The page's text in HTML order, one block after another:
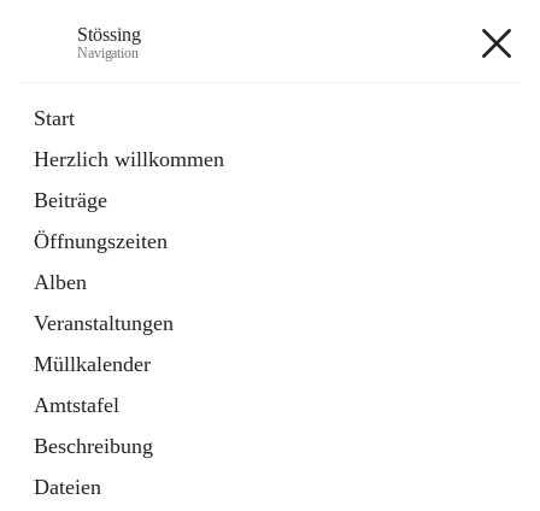
Stössing
Navigation
Start
Herzlich willkommen
Beiträge
Öffnungszeiten
Alben
Veranstaltungen
Müllkalender
Amtstafel
Beschreibung
Dateien
Datei
in
Tab
Kindergarten
öffnet
in
neuem
Tab